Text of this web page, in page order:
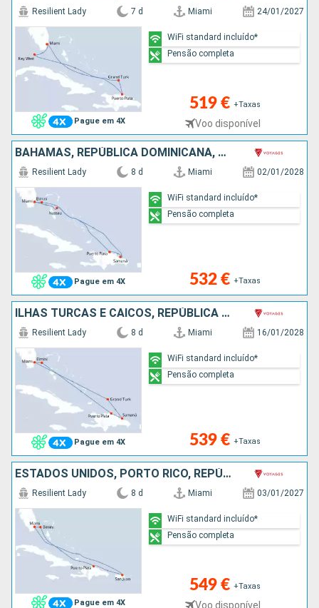
Pague em 4X
Resilient Lady 7 d Miami 24/01/2027
519 € +Taxas
Voo disponível
WiFi standard incluído*
Pensão completa
BAHAMAS, REPÚBLICA DOMINICANA, ESTADOS UNIDOS
Pague em 4X
Resilient Lady 8 d Miami 02/01/2028
532 € +Taxas
WiFi standard incluído*
Pensão completa
ILHAS TURCAS E CAICOS, REPÚBLICA DOMINICANA, BAHAMAS, ESTADOS UNIDOS
Pague em 4X
Resilient Lady 8 d Miami 16/01/2028
539 € +Taxas
WiFi standard incluído*
Pensão completa
ESTADOS UNIDOS, PORTO RICO, REPÚBLICA DOMINICANA, BAHAMAS
Pague em 4X
Resilient Lady 8 d Miami 03/01/2027
549 € +Taxas
Voo disponível
WiFi standard incluído*
Pensão completa